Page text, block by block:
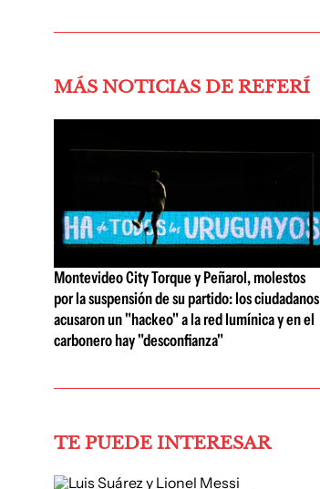
MÁS NOTICIAS DE REFERÍ
Montevideo City Torque y Peñarol, molestos
por la suspensión de su partido: los ciudadanos
acusaron un "hackeo" a la red lumínica y en el
carbonero hay "desconfianza"
TE PUEDE INTERESAR